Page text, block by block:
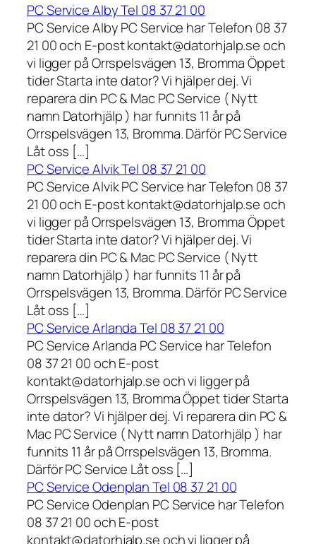
PC Service Alby Tel 08 37 21 00
PC Service Alby PC Service har Telefon 08 37
21 00 och E-post kontakt@datorhjalp.se och
vi ligger på Orrspelsvägen 13, Bromma Öppet
tider Starta inte dator? Vi hjälper dej. Vi
reparera din PC & Mac PC Service ( Nytt
namn Datorhjälp ) har funnits 11 år på
Orrspelsvägen 13, Bromma. Därför PC Service
Låt oss […]
PC Service Alvik Tel 08 37 21 00
PC Service Alvik PC Service har Telefon 08 37
21 00 och E-post kontakt@datorhjalp.se och
vi ligger på Orrspelsvägen 13, Bromma Öppet
tider Starta inte dator? Vi hjälper dej. Vi
reparera din PC & Mac PC Service ( Nytt
namn Datorhjälp ) har funnits 11 år på
Orrspelsvägen 13, Bromma. Därför PC Service
Låt oss […]
PC Service Arlanda Tel 08 37 21 00
PC Service Arlanda PC Service har Telefon
08 37 21 00 och E-post
kontakt@datorhjalp.se och vi ligger på
Orrspelsvägen 13, Bromma Öppet tider Starta
inte dator? Vi hjälper dej. Vi reparera din PC &
Mac PC Service ( Nytt namn Datorhjälp ) har
funnits 11 år på Orrspelsvägen 13, Bromma.
Därför PC Service Låt oss […]
PC Service Odenplan Tel 08 37 21 00
PC Service Odenplan PC Service har Telefon
08 37 21 00 och E-post
kontakt@datorhjalp.se och vi ligger på